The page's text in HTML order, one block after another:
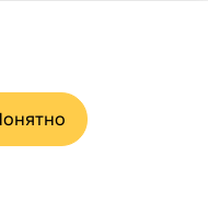
характер, и
публичной офертой,
437(2) Гражданского